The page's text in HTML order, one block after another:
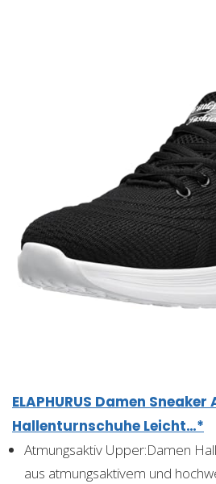
ELAPHURUS Damen
Hallenturnschuhe Leicht…*
Atmungsaktiv Upper:Damen
aus atmungsaktivem und